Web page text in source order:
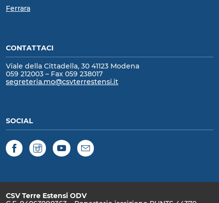
Ferrara
CONTATTACI
Viale della Cittadella, 30 41123 Modena
059 212003 – Fax 059 238017
segreteria.mo@csvterrestensi.it
SOCIAL
FacebookInstagramYouTube
CSV Terre Estensi ODV